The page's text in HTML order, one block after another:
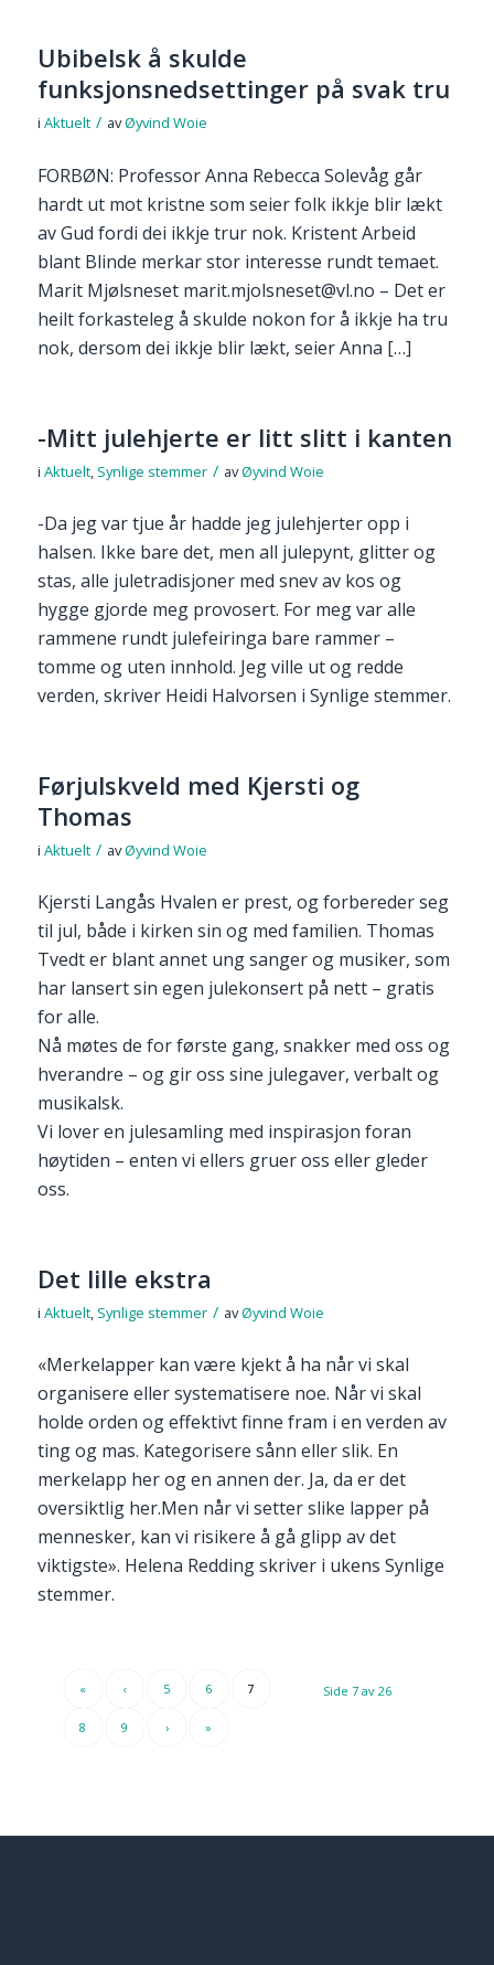
Ubibelsk å skulde
funksjonsnedsettinger på svak tru
i Aktuelt / avØyvind Woie
FORBØN: Professor Anna Rebecca Solevåg går
hardt ut mot kristne som seier folk ikkje blir lækt
av Gud fordi dei ikkje trur nok. Kristent Arbeid
blant Blinde merkar stor interesse rundt temaet.
Marit Mjølsneset marit.mjolsneset@vl.no – Det er
heilt forkasteleg å skulde nokon for å ikkje ha tru
nok, dersom dei ikkje blir lækt, seier Anna […]
-Mitt julehjerte er litt slitt i kanten
i Aktuelt, Synlige stemmer / avØyvind Woie
-Da jeg var tjue år hadde jeg julehjerter opp i
halsen. Ikke bare det, men all julepynt, glitter og
stas, alle juletradisjoner med snev av kos og
hygge gjorde meg provosert. For meg var alle
rammene rundt julefeiringa bare rammer –
tomme og uten innhold. Jeg ville ut og redde
verden, skriver Heidi Halvorsen i Synlige stemmer.
Førjulskveld med Kjersti og
Thomas
i Aktuelt / avØyvind Woie
Kjersti Langås Hvalen er prest, og forbereder seg
til jul, både i kirken sin og med familien. Thomas
Tvedt er blant annet ung sanger og musiker, som
har lansert sin egen julekonsert på nett – gratis
for alle.
Nå møtes de for første gang, snakker med oss og
hverandre – og gir oss sine julegaver, verbalt og
musikalsk.
Vi lover en julesamling med inspirasjon foran
høytiden – enten vi ellers gruer oss eller gleder
oss.
Det lille ekstra
i Aktuelt, Synlige stemmer / avØyvind Woie
«Merkelapper kan være kjekt å ha når vi skal
organisere eller systematisere noe. Når vi skal
holde orden og effektivt finne fram i en verden av
ting og mas. Kategorisere sånn eller slik. En
merkelapp her og en annen der. Ja, da er det
oversiktlig her.Men når vi setter slike lapper på
mennesker, kan vi risikere å gå glipp av det
viktigste». Helena Redding skriver i ukens Synlige
stemmer.
Side 7 av 26
« ‹ 5 6 7
8 9 › »